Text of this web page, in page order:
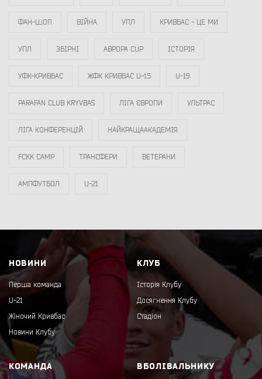
ФАН-ШОП ВІЙНА УПЛ КРИВБАС - ЦЕ МИ
УПЛ ЗБІРНІ АВРОРА CUP ІСТОРІЯ
УФК-КРИВБАС ЖФК КРИВБАС U-15 U-19
PARAFAN CLUB KRYVBAS ЛІГА ЄВРОПИ УЛЬТРАС
ЛІГА КОНФЕРЕНЦІЙ НАЙКРАЩААКАДЕМІЯ
FCKK CAMP ТРАНСФЕРИ ВЕТЕРАНИ
АМПФУТБОЛ U-21
НОВИНИ
Перша команда
U-21
Жіночий Кривбас
Новини Клубу
КЛУБ
Історія Клубу
Досягнення Клубу
Стадіон
КОМАНДА ВБОЛІВАЛЬНИКУ